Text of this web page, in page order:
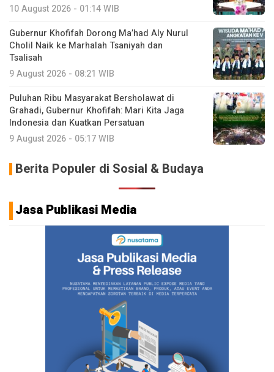
10 August 2026 - 01:14 WIB
Gubernur Khofifah Dorong Ma’had Aly Nurul
Cholil Naik ke Marhalah Tsaniyah dan
Tsalisah
9 August 2026 - 08:21 WIB
Puluhan Ribu Masyarakat Bersholawat di
Grahadi, Gubernur Khofifah: Mari Kita Jaga
Indonesia dan Kuatkan Persatuan
9 August 2026 - 05:17 WIB
Berita Populer di Sosial & Budaya
Jasa Publikasi Media